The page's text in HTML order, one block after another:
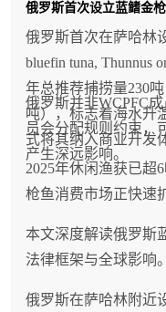
司+规格价差从2025
0.64美元/磅，反映出
品供应充足的供需结
发布的资源评估报告
3PS区域降级为"谨慎
年将降至"接近历史最
型并批评其预测存在
缩减压力，而阿拉斯
平），短期内难以填
国雪蟹进口商而言，
（价值2,080万美元
俄罗斯首次在萨哈林
bluefin tuna,
年总推荐捕捞量230
吨），标志着海水升
式将其纳入商业开发
俄罗斯并非WCPFC
员会分配规则约束，
产生深远影响。
2025年休闲渔获已超
枪鱼消费市场正快速
本文深度解读俄罗斯
法律框架与全球影响。
俄罗斯在萨哈林附近